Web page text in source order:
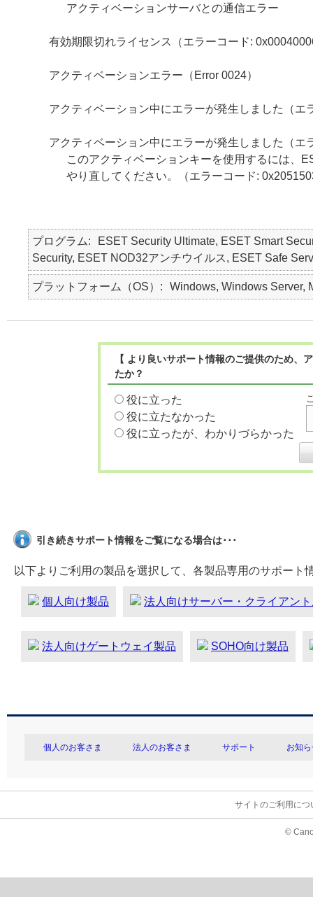
アクティベーションサーバとの通信エラー
有効期限切れライセンス（エラーコード:
アクティベーションエラー（Error 0024）
アクティベーション中にエラーが発生しました（エ
アクティベーション中にエラーが発生しました（エ
このアクティベーションキーを使用するには、
やり直してください。（エラーコード:
プログラム
ESET Security Ultimate, ESET Smart
Security, ESET NOD32アンチウイルス, ESET Safe
プラットフォーム（OS） Windows, Windows Server,
【 より良いサポート情報のご提供のため
たか？
役に立った
役に立たなかった
役に立ったが、わかりづらかった
引き続きサポート情報をご覧になる場合は･･･
以下よりご利用の製品を選択して、各製品専用のサポート
個人向け製品 法人向けサーバー・クライアン
法人向けゲートウェイ製品 SOHO向け製品
個人のお客さま 法人のお客さま サポート お知
サイトのご利用につ
©